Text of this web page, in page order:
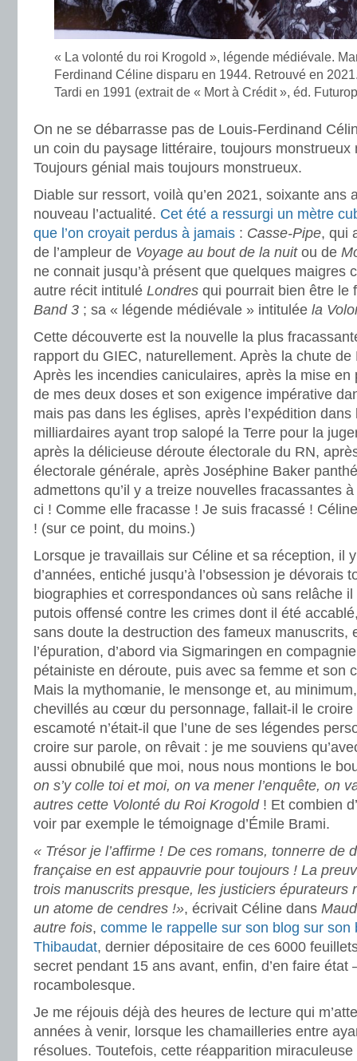
« La volonté du roi Krogold », légende médiévale.
Ferdinand Céline disparu en 1944. Retrouvé en
Tardi en 1991 (extrait de « Mort à Crédit », éd.
On ne se débarrasse pas de Louis-Ferdinand
un coin du paysage littéraire, toujours monstrueux
Toujours génial mais toujours monstrueux.
Diable sur ressort, voilà qu’en 2021, soixante ans
nouveau l’actualité. Cet été a ressurgi un mètre
que l’on croyait perdus à jamais : Casse-Pipe, qui
de l’ampleur de Voyage au bout de la nuitou de
ne connait jusqu’à présent que quelques maigres
autre récit intitulé Londres qui pourrait bien être le
Band 3 ; sa « légende médiévale » intitulée la
Cette découverte est la nouvelle la plus
rapport du GIEC, naturellement. Après la chute
Après les incendies caniculaires, après la mise en
de mes deux doses et son exigence impérative
mais pas dans les églises, après l’expédition dans
milliardaires ayant trop salopé la Terre pour la
après la délicieuse déroute électorale du RN,
électorale générale, après Joséphine Baker
admettons qu’il y a treize nouvelles fracassantes
ci ! Comme elle fracasse ! Je suis fracassé !
! (sur ce point, du moins.)
Lorsque je travaillais sur Céline et sa réception, il
d’années, entiché jusqu’à l’obsession je dévorais
biographies et correspondances où sans relâche
putois offensé contre les crimes dont il été
sans doute la destruction des fameux manuscrits,
l’épuration, d’abord via Sigmaringen en
pétainiste en déroute, puis avec sa femme et son
Mais la mythomanie, le mensonge et, au
chevillés au cœur du personnage, fallait-il le
escamoté n’était-il que l’une de ses légendes
croire sur parole, on rêvait : je me souviens
aussi obnubilé que moi, nous nous montions le
on s’y colle toi et moi, on va mener l’enquête, on
autres cette Volonté du Roi Krogold! Et combien
voir par exemple le témoignage d’Émile Brami.
« Trésor je l’affirme ! De ces romans, tonnerre de
française en est appauvrie pour toujours ! La
trois manuscrits presque, les justiciers épurateurs
un atome de cendres !», écrivait Céline dans
autre fois, comme le rappelle sur son blog sur son
Thibaudat, dernier dépositaire de ces 6000
secret pendant 15 ans avant, enfin, d’en faire état
rocambolesque.
Je me réjouis déjà des heures de lecture qui
années à venir, lorsque les chamailleries entre
résolues. Toutefois, cette réapparition